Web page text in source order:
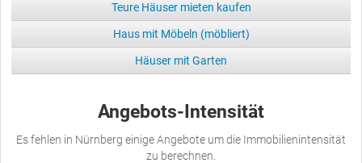
Teure Häuser mieten kaufen
Haus mit Möbeln (möbliert)
Häuser mit Garten
Angebots-Intensität
Es fehlen in Nürnberg einige Angebote um die Immobilienintensität
zu berechnen.